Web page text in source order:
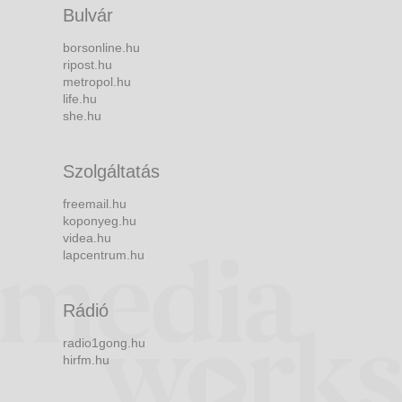
Bulvár
borsonline.hu
ripost.hu
metropol.hu
life.hu
she.hu
Szolgáltatás
freemail.hu
koponyeg.hu
videa.hu
lapcentrum.hu
Rádió
radio1gong.hu
hirfm.hu